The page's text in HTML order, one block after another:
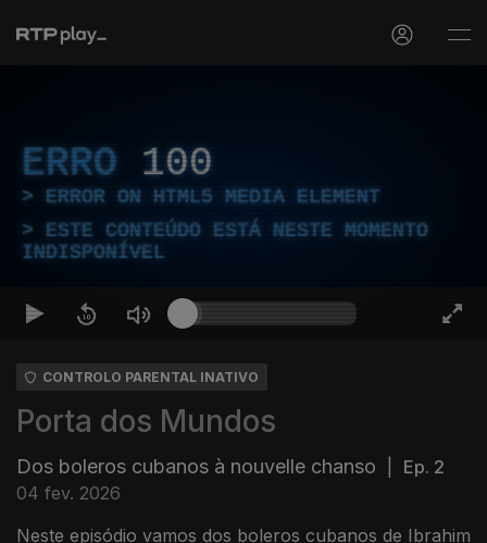
ERRO 100
ERROR ON HTML5 MEDIA ELEMENT
ESTE CONTEÚDO ESTÁ NESTE MOMENTO
INDISPONÍVEL
CONTROLO PARENTAL INATIVO
Porta dos Mundos
Dos boleros cubanos à nouvelle chanso
Ep. 2
04 fev. 2026
Neste episódio vamos dos boleros cubanos de Ibrahim